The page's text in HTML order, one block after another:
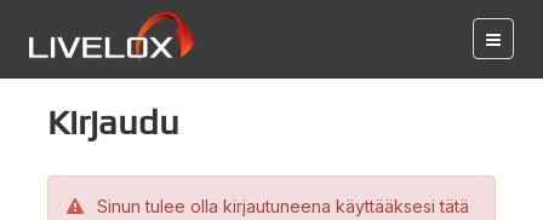
Kirjaudu
Sinun tulee olla kirjautuneena käyttääksesi tätä